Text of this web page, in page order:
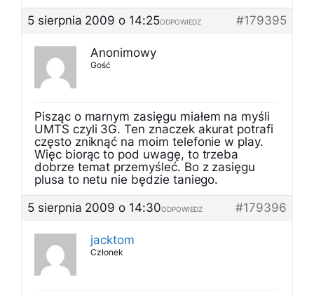
5 sierpnia 2009 o 14:25
#179395
ODPOWIEDZ
Anonimowy
Gość
Pisząc o marnym zasięgu miałem na myśli
UMTS czyli 3G. Ten znaczek akurat potrafi
często zniknąć na moim telefonie w play.
Więc biorąc to pod uwagę, to trzeba
dobrze temat przemyśleć. Bo z zasięgu
plusa to netu nie będzie taniego.
5 sierpnia 2009 o 14:30
#179396
ODPOWIEDZ
jacktom
Członek